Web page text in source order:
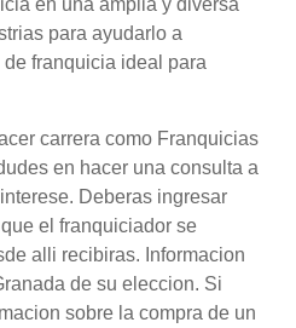
en una amplia y diversa
para ayudarlo a
franquicia ideal para
carrera como Franquicias
en hacer una consulta a
Deberas ingresar
el franquiciador se
alli recibiras. Informacion
de su eleccion. Si
sobre la compra de un